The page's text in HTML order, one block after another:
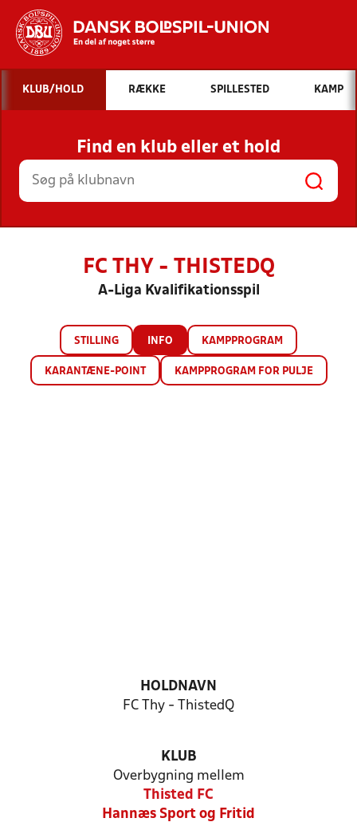
Hvad vil du søge efter?
INDHOLD OG NYHEDER
STILLINGER, RESULTATER, KLUBBER OG
HOLD
KLUB/HOLD RÆKKE SPILLESTED KAMP
Find en klub eller et hold
FC THY - THISTEDQ
A-Liga Kvalifikationsspil
STILLING INFO KAMPPROGRAM
KARANTÆNE-POINT KAMPPROGRAM FOR PULJE
HOLDNAVN
FC Thy - ThistedQ
KLUB
Overbygning mellem
Thisted FC
Hannæs Sport og Fritid